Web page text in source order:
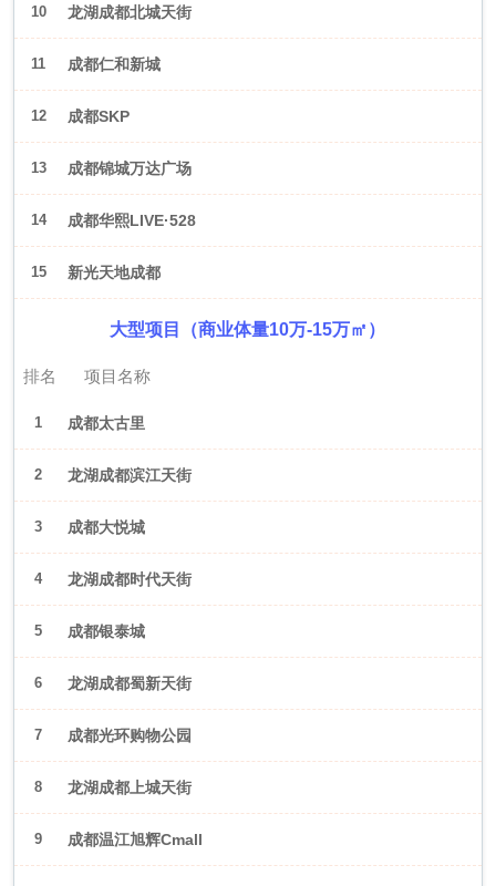
10 龙湖成都北城天街
11 成都仁和新城
12 成都SKP
13 成都锦城万达广场
14 成都华熙LIVE·528
15 新光天地成都
大型项目（商业体量10万-15万㎡）
排名 项目名称
1 成都太古里
2 龙湖成都滨江天街
3 成都大悦城
4 龙湖成都时代天街
5 成都银泰城
6 龙湖成都蜀新天街
7 成都光环购物公园
8 龙湖成都上城天街
9 成都温江旭辉Cmall